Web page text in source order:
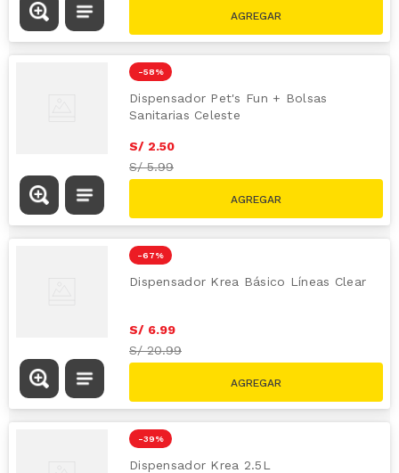
-58 %
Dispensador Pet's Fun + Bolsas
Sanitarias Celeste
S/ 2.50
S/5.99
-67 %
Dispensador Krea Básico Líneas Clear
S/ 6.99
S/20.99
-39 %
Dispensador Krea 2.5L